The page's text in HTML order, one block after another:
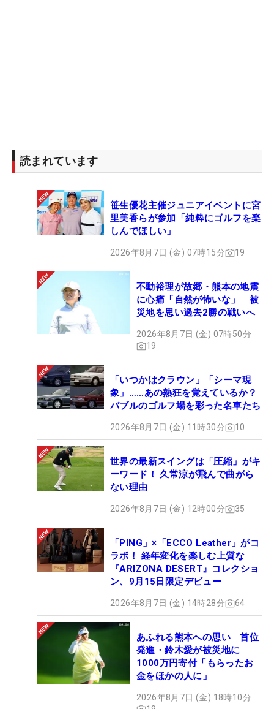
読まれています
笹生優花主催ジュニアイベントに宮
里美香らが参加「純粋にゴルフを楽
しんでほしい」
2026年8月7日 (金) 07時15分 19
不動裕理が故郷・熊本の地震
に心痛「自然が怖いな」 被
災地を思い過去2勝の戦いへ
2026年8月7日 (金) 07時50分
19
「いつかはクラウン」「シーマ現
象」……あの熱狂を覚えているか？
バブルのゴルフ場を彩った名車たち
2026年8月7日 (金) 11時30分 10
世界の最新スイングは「圧縮」がキ
ーワード！ 久常涼が飛んで曲がら
ない理由
2026年8月7日 (金) 12時00分 35
「PING」×「ECCO Leather」がコ
ラボ！ 経年変化を楽しむ上質な
『ARIZONA DESERT』コレクショ
ン、9月15日限定デビュー
2026年8月7日 (金) 14時28分 64
あふれる熊本への思い 首位
発進・鈴木愛が被災地に
1000万円寄付「もらったお
金をほかの人に」
2026年8月7日 (金) 18時10分